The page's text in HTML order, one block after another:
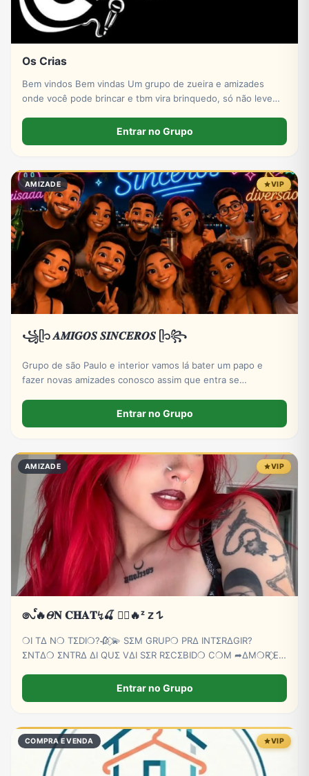
Os Crias
Bem vindos Bem vindas Um grupo de zueira e amizades
onde você pode brincar e tbm vira brinquedo, só não levem
Entrar no Grupo
AMIZADE VIP
꧁ᥫ᭡ 𝑨𝑴𝑰𝑮𝑶𝑺 𝑺𝑰𝑵𝑪𝑬𝑹𝑶𝑺 ᥫ᭡꧂
Grupo de são Paulo e interior vamos lá bater um papo e
fazer novas amizades conosco assim que entra se
Entrar no Grupo
AMIZADE VIP
𑇢ᩘ🔥𝛩𝐍 𝐂𝐇𝐀𝐓↯🍒 ⃝⃔‌‌🔥ᶻ 𝗓 𐰁
❍I TΔ N❍ TΣDI❍?🥀 ⃟💫 SΣM GRUP❍ PRΔ INTΣRΔGIR?
ΣNTΔ❍ ΣNTRΔ ΔI QUΣ VΔI SΣR RΣCΣBID❍ C❍M ➦∆M❍R ⃟E
Entrar no Grupo
COMPRA E VENDA VIP